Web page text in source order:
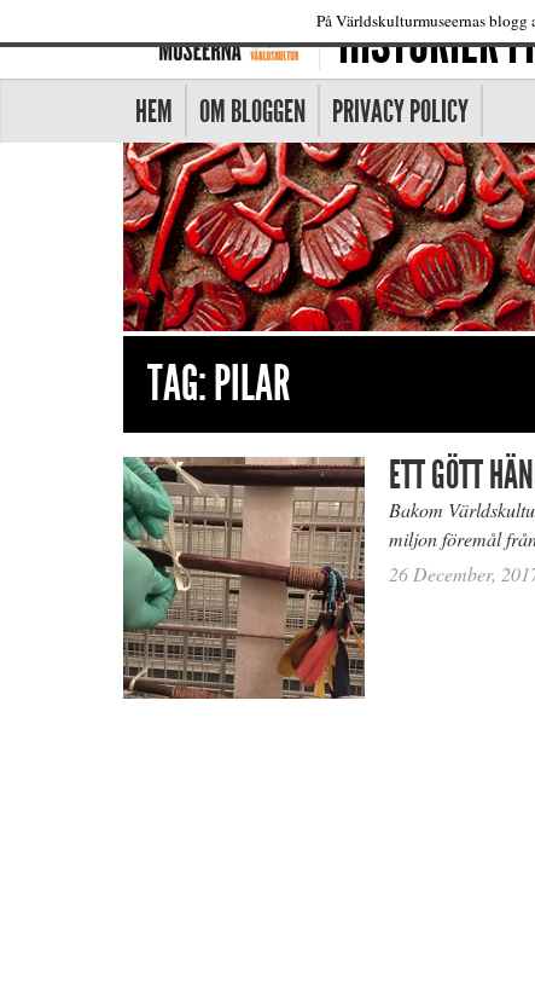
HISTORIER
HEM OM BLOGGEN PRIVACY POLICY
TAG:PILAR
ETT GÖTT
Bakom
miljon föremål
26 December,
På Världskulturmuseernas